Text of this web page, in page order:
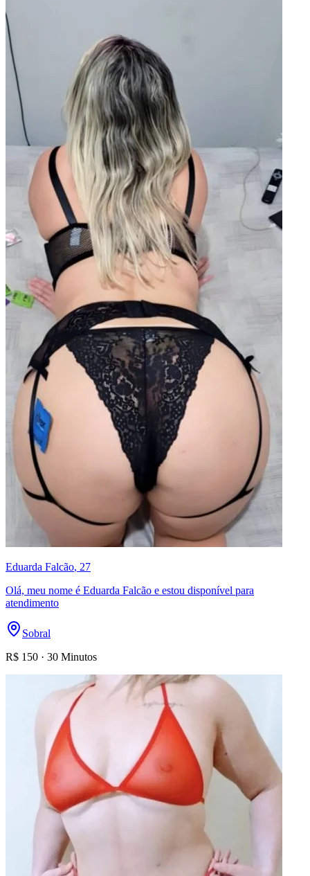
Eduarda Falcão, 27
Olá, meu nome é Eduarda Falcão e estou disponível para
atendimento
Sobral
R$ 150 · 30 Minutos